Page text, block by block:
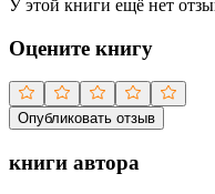
У этой книги ещё нет
Оцените книгу
Опубликовать отзыв
книги автора